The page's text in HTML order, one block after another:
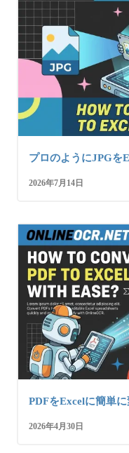
プロのようにJPGを
2026年7月14日
PDFをExcelに簡単
2026年4月30日